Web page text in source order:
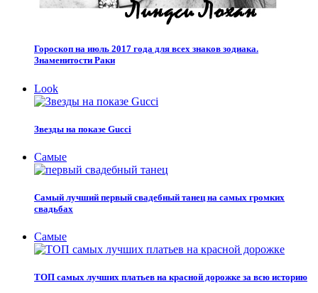
Гороскоп на июль 2017 года для всех знаков зодиака.
Знаменитости Раки
Look
Звезды на показе Gucci
Самые
Самый лучший первый свадебный танец на самых громких
свадьбах
Самые
ТОП самых лучших платьев на красной дорожке за всю историю